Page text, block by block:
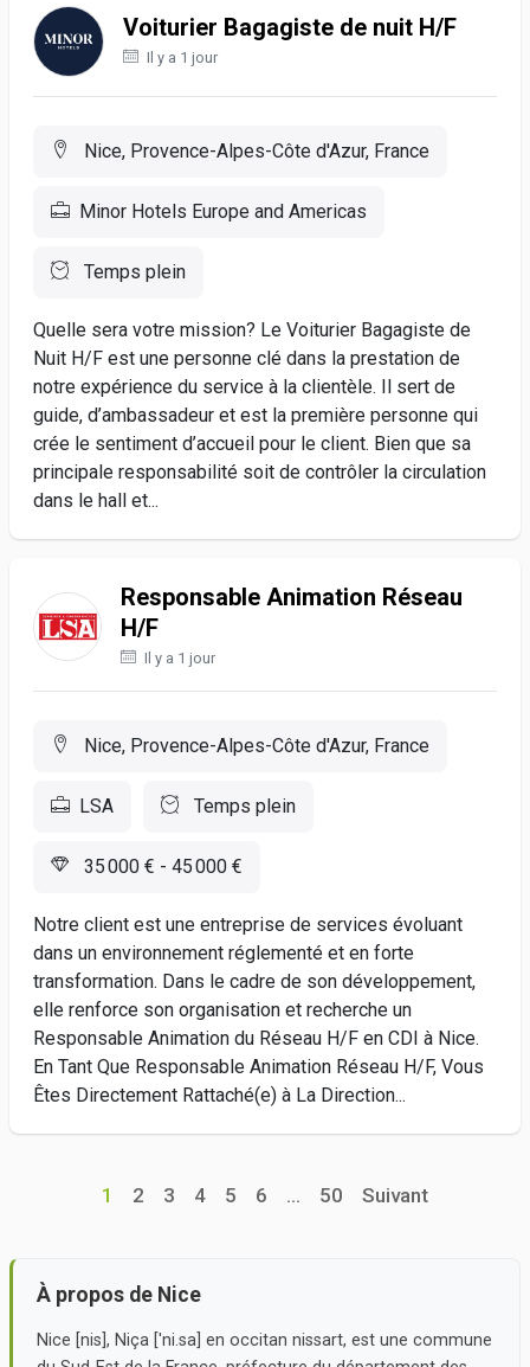
Voiturier Bagagiste de nuit H/F
Il y a 1 jour
Nice, Provence-Alpes-Côte d'Azur, France
Minor Hotels Europe and Americas
Temps plein
Quelle sera votre mission? Le Voiturier Bagagiste de
Nuit H/F est une personne clé dans la prestation de
notre expérience du service à la clientèle. Il sert de
guide, d’ambassadeur et est la première personne qui
crée le sentiment d’accueil pour le client. Bien que sa
principale responsabilité soit de contrôler la circulation
dans le hall et...
Responsable Animation Réseau
H/F
Il y a 1 jour
Nice, Provence-Alpes-Côte d'Azur, France
LSA Temps plein
35 000 € - 45 000 €
Notre client est une entreprise de services évoluant
dans un environnement réglementé et en forte
transformation. Dans le cadre de son développement,
elle renforce son organisation et recherche un
Responsable Animation du Réseau H/F en CDI à Nice.
En Tant Que Responsable Animation Réseau H/F, Vous
Êtes Directement Rattaché(e) à La Direction...
1 2 3 4 5 6 ... 50 Suivant
À propos de Nice
Nice [nis], Niça ['ni.sa] en occitan nissart, est une commune